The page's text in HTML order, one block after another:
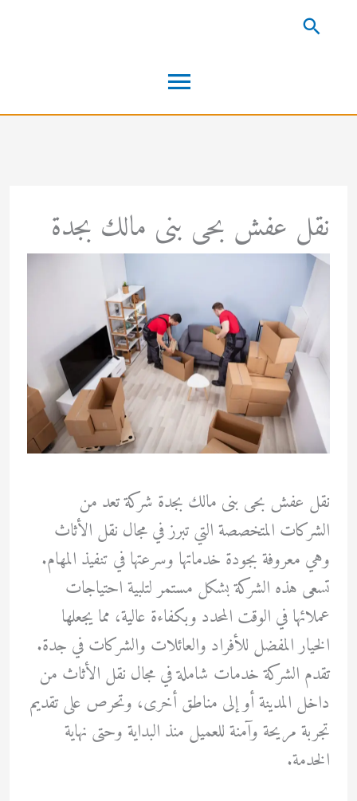
القائمة
الرئيسية
البحث
نقل عفش بحى بنى مالك بجدة
نقل عفش بحى بنى مالك بجدة شركة تعد من
الشركات المتخصصة التي تبرز في مجال نقل الأثاث
وهي معروفة بجودة خدماتها وسرعتها في تنفيذ المهام.
تسعى هذه الشركة بشكل مستمر لتلبية احتياجات
عملائها في الوقت المحدد وبكفاءة عالية، مما يجعلها
الخيار المفضل للأفراد والعائلات والشركات في جدة.
تقدم الشركة خدمات شاملة في مجال نقل الأثاث من
داخل المدينة أو إلى مناطق أخرى، وتحرص على تقديم
تجربة مريحة وآمنة للعميل منذ البداية وحتى نهاية
الخدمة.